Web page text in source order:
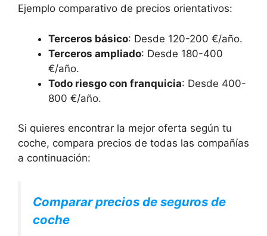
Ejemplo comparativo de precios orientativos:
Terceros básico: Desde 120-200 €/año.
Terceros ampliado: Desde 180-400
€/año.
Todo riesgo con franquicia: Desde 400-
800 €/año.
Si quieres encontrar la mejor oferta según tu
coche, compara precios de todas las compañías
a continuación:
Comparar precios de seguros de
coche